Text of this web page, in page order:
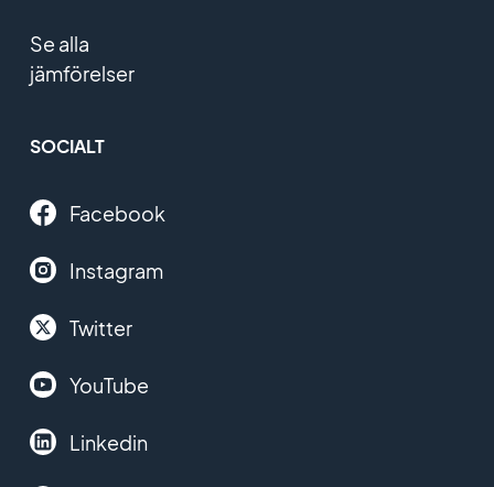
Se alla
jämförelser
SOCIALT
Facebook
Instagram
Twitter
YouTube
Linkedin